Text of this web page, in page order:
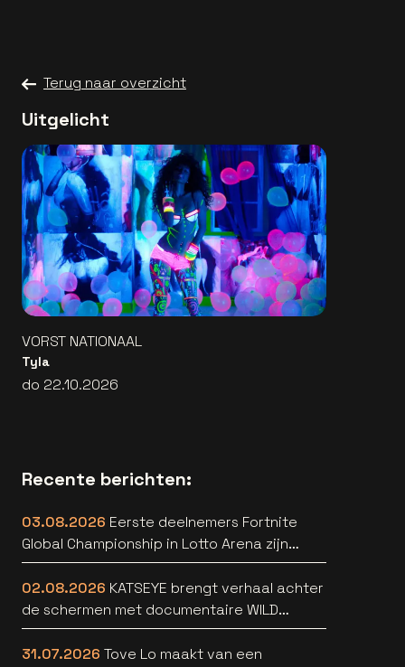
Terug naar overzicht
Uitgelicht
VORST NATIONAAL
Tyla
do 22.10.2026
Recente berichten:
03.08.2026 Eerste deelnemers Fortnite
Global Championship in Lotto Arena zijn
bekend
02.08.2026 KATSEYE brengt verhaal achter
de schermen met documentaire WILD
HEARTS [trailer]
31.07.2026 Tove Lo maakt van een